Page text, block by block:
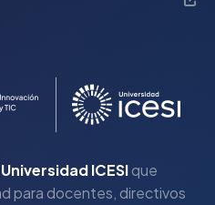
Universidad ICESIque
para docentes, directivos